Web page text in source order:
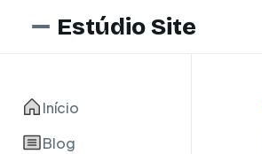
Estúdio Site
Início
Blog